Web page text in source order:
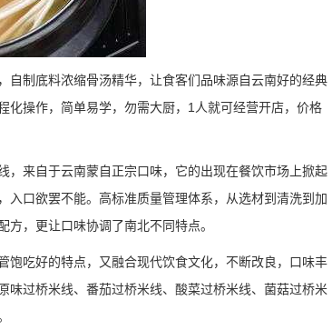
自制底料浓缩骨汤精华，让食客们品味源自云南好的经典
化操作，简单易学，勿需大厨，1人就可经营开店，价格
，来自于云南蒙自正宗口味，它的出现在餐饮市场上掀起
口欲罢不能。高标准质量管理体系，从选材到清洗到加
，更让口味协调了南北不同特点。
饱吃好的特点，又融合现代饮食文化，不断改良，口味丰
味过桥米线、番茄过桥米线、酸菜过桥米线、菌菇过桥米